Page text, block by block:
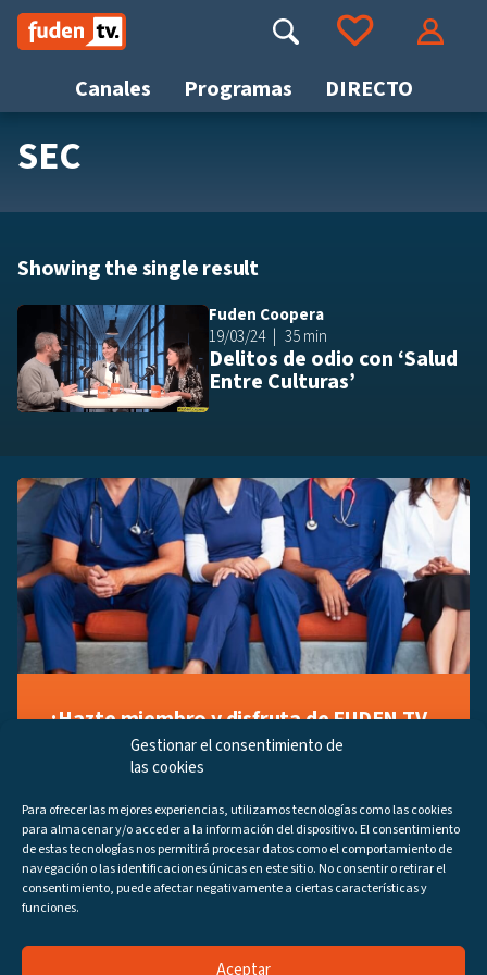
Gestionar el consentimiento de
las cookies
Para ofrecer las mejores experiencias, utilizamos tecnologías como las cookies
para almacenar y/o acceder a la información del dispositivo. El consentimiento
de estas tecnologías nos permitirá procesar datos como el comportamiento de
navegación o las identificaciones únicas en este sitio. No consentir o retirar el
consentimiento, puede afectar negativamente a ciertas características y
funciones.
Aceptar
Saltar
contenido
Canales Programas DIRECTO
Buscar Ir a tus favoritos
SEC
Showing the single result
Fuden Coopera
19/03/24
35 min
Delitos de odio con ‘Salud
Entre Culturas’
¡Hazte miembro y disfruta de FUDEN TV
a tu manera!
Regístrate ahora gratuitamente y marca tus videos
los últimos programas disponibles.
Regístrate ahora